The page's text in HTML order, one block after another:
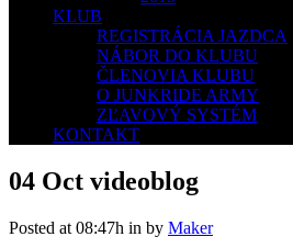
KLUB
REGISTRÁCIA JAZDCA
NÁBOR DO KLUBU
ČLENOVIA KLUBU
O JUNKRIDE ARMY
ZĽAVOVÝ SYSTÉM
KONTAKT
04 Oct videoblog
Posted at 08:47h in by Maker